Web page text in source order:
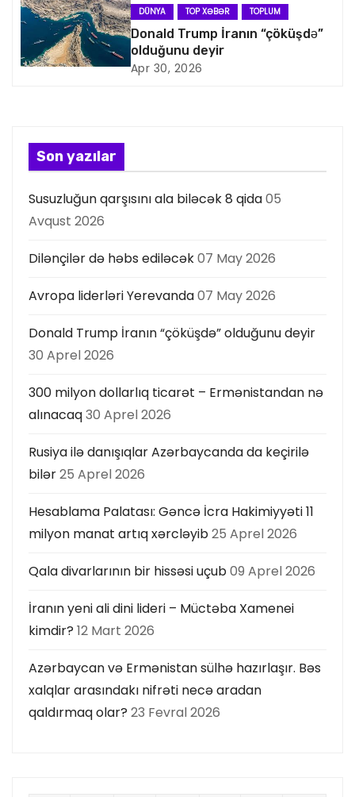
a
s
a
ı
DÜNYA TOP XƏBƏR TOPLUM
Donald Trump İranın “çöküşdə”
olduğunu deyir
Apr 30, 2026
Son yazılar
Susuzluğun qarşısını ala biləcək 8 qida05
Avqust 2026
Dilənçilər də həbs ediləcək07 May 2026
Avropa liderləri Yerevanda07 May 2026
Donald Trump İranın “çöküşdə” olduğunu deyir
30 Aprel 2026
300 milyon dollarlıq ticarət – Ermənistandan nə
alınacaq30 Aprel 2026
Rusiya ilə danışıqlar Azərbaycanda da keçirilə
bilər25 Aprel 2026
Hesablama Palatası: Gəncə İcra Hakimiyyəti 11
milyon manat artıq xərcləyib25 Aprel 2026
Qala divarlarının bir hissəsi uçub09 Aprel 2026
İranın yeni ali dini lideri – Müctəba Xamenei
kimdir? 12 Mart 2026
Azərbaycan və Ermənistan sülhə hazırlaşır. Bəs
xalqlar arasındakı nifrəti necə aradan
qaldırmaq olar? 23 Fevral 2026